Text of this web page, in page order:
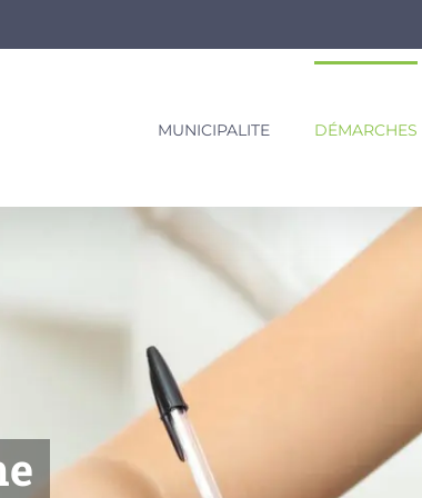
MUNICIPALITE DÉMARCHES